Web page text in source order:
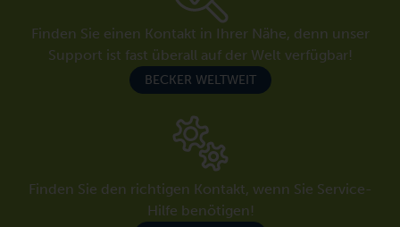
Finden Sie einen Kontakt in Ihrer Nähe, denn unser
Support ist fast überall auf der Welt verfügbar!
BECKER WELTWEIT
Finden Sie den richtigen Kontakt, wenn Sie Service-
Hilfe benötigen!